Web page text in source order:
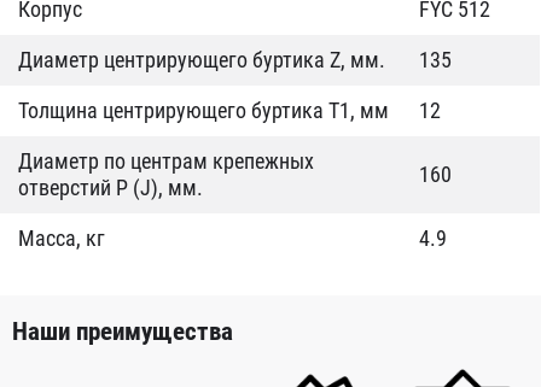
Корпус
FYC 512
Диаметр центрирующего буртика Z, мм.
135
Толщина центрирующего буртика T1, мм
12
Диаметр по центрам крепежных
отверстий P (J), мм.
160
Масса, кг 4.9
Наши преимущества